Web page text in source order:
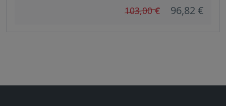
103,00 € 96,82 €